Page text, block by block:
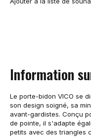
Information
Le porte-bidon VICO se
son design soigné, sa
avant-gardistes. Conçu
de pointe, il s'adapte
petits avec des triangles